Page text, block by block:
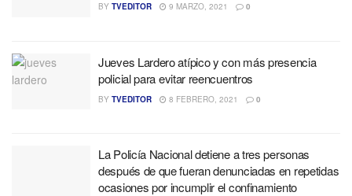
BY TVEDITOR 9 MARZO, 2021 0
Jueves Lardero atípico y con más presencia
policial para evitar reencuentros
BY TVEDITOR 8 FEBRERO, 2021 0
La Policía Nacional detiene a tres personas
después de que fueran denunciadas en repetidas
ocasiones por incumplir el confinamiento